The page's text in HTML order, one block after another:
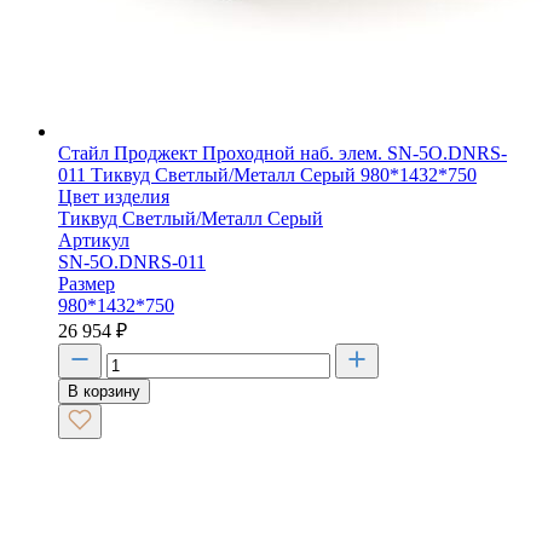
Стайл Проджект Проходной наб. элем. SN-5O.DNRS-
011 Тиквуд Светлый/Металл Серый 980*1432*750
Цвет изделия
Тиквуд Светлый/Металл Серый
Артикул
SN-5O.DNRS-011
Размер
980*1432*750
26 954 ₽
В корзину